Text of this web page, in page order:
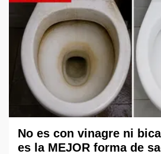
No es con vinagre ni
es la MEJOR forma de